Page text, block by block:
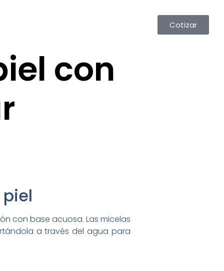
Cotizar
con
con base acuosa. Las micelas
a través del agua para